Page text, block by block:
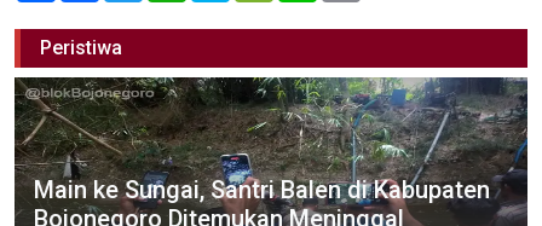
Peristiwa
Main ke Sungai, Santri Balen di Kabupaten
Bojonegoro Ditemukan Meninggal